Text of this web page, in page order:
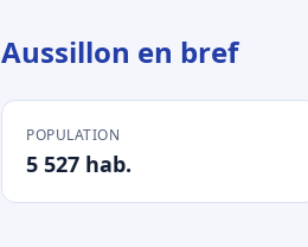
Aussillon en bref
POPULATION
5 527 hab.